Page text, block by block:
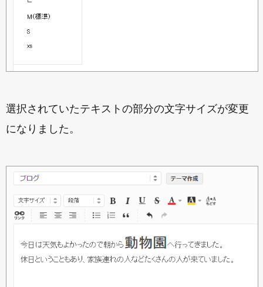
選択されていたテキストの部分の文字サイズが変更
になりました。